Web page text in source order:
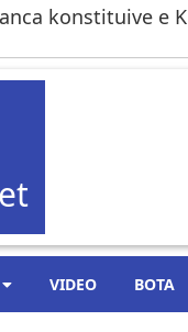
konstituive e
VIDEO BOTA